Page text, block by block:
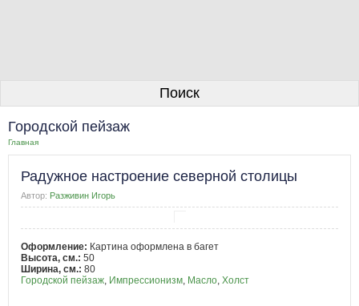
Информация для покупателей
Размещение работ
Контакты
Личный кабинет
Поиск
Городской пейзаж
Главная
Радужное настроение северной столицы
Автор: Разживин Игорь
Оформление: Картина оформлена в багет
Высота, см.: 50
Ширина, см.: 80
Городской пейзаж Импрессионизм Масло Холст